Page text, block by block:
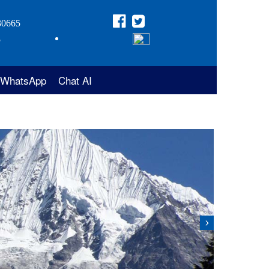
WhatsApp Chat AI